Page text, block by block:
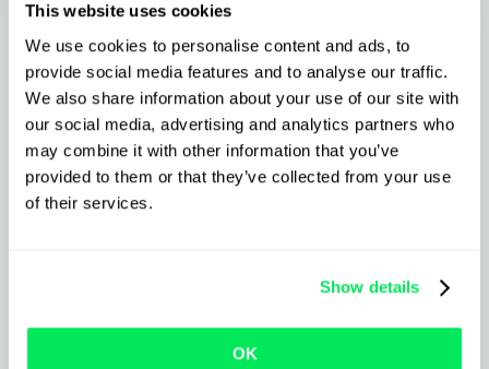
This website uses cookies
We use cookies to personalise content and ads, to
provide social media features and to analyse our traffic.
We also share information about your use of our site with
our social media, advertising and analytics partners who
may combine it with other information that you’ve
provided to them or that they’ve collected from your use
of their services.
Show details
OK
d’avance avec Pall-
Ex + Qargo
Ce que l’intégration vous apporte
importez les documents clients